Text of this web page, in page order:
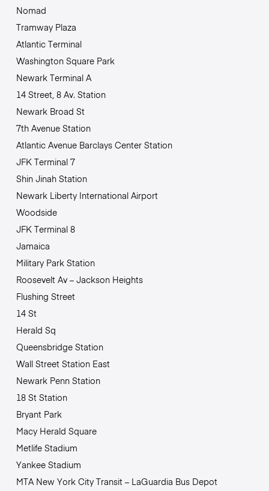
Nomad
Tramway Plaza
Atlantic Terminal
Washington Square Park
Newark Terminal A
14 Street, 8 Av. Station
Newark Broad St
7th Avenue Station
Atlantic Avenue Barclays Center Station
JFK Terminal 7
Shin Jinah Station
Newark Liberty International Airport
Woodside
JFK Terminal 8
Jamaica
Military Park Station
Roosevelt Av – Jackson Heights
Flushing Street
14 St
Herald Sq
Queensbridge Station
Wall Street Station East
Newark Penn Station
18 St Station
Bryant Park
Macy Herald Square
Metlife Stadium
Yankee Stadium
MTA New York City Transit – LaGuardia Bus Depot